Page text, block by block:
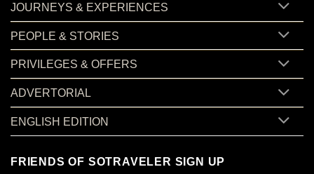
JOURNEYS & EXPERIENCES
PEOPLE & STORIES
PRIVILEGES & OFFERS
ADVERTORIAL
ENGLISH EDITION
FRIENDS OF SOTRAVELER SIGN UP